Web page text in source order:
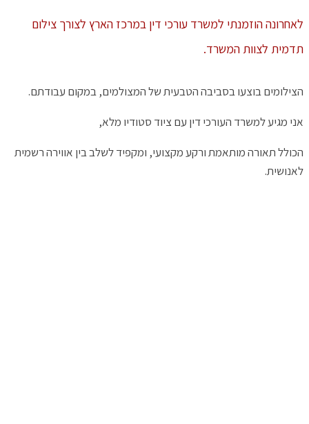
לאחרונה הוזמנתי למשרד עורכי דין במרכז הארץ לצורך צילום
תדמית לצוות המשרד.
הצילומים בוצעו בסביבה הטבעית של המצולמים, במקום עבודתם.
אני מגיע למשרד העורכי דין עם ציוד סטודיו מלא,
הכולל תאורה מותאמת ורקע מקצועי, ומקפיד לשלב בין אווירה רשמית
לאנושית.